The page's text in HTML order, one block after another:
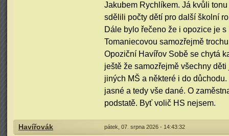
Jakubem Rychlíkem. Já kvůli
sdělili počty dětí pro další školní
Dále bylo řečeno že i opozice je
Tomaniecovou samozřejmě
Opoziční Havířov Sobě se chytá
ještě že samozřejmě všechny
jiných MŠ a některé i do
jasné a tedy vše dané. O
podstatě. Byť volič HS nejsem.
Havířovák pátek, 07. srpna 2026 - 14:43:32